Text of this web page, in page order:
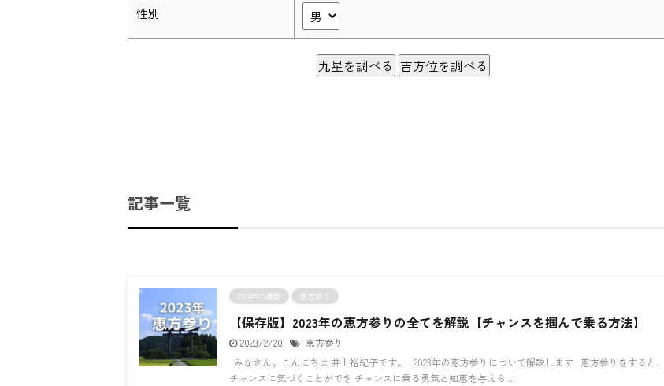
性別
九星を調べる 吉方位を調べる
記事一覧
2023年の運勢 恵方参り
【保存版】2023年の恵方参りの全てを解説【チャンスを掴んで乗る方法】
2023/2/20
恵方参り
みなさん。こんにちは 井上裕紀子です。 2023年の恵方参りについて解説します 恵方参りをすると、
チャンスに気づくことができ チャンスに乗る勇気と知恵を与えら ...